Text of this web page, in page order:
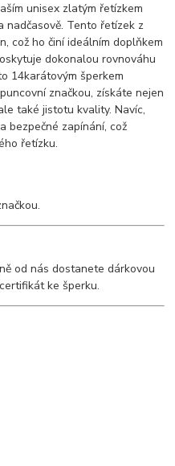
unisex zlatým řetízkem
nadčasově. Tento řetízek z
což ho činí ideálním doplňkem
dokonalou rovnováhu
14karátovým šperkem
značkou, získáte nejen
také jistotu kvality. Navíc,
bezpečné zapínání, což
řetízku.
od nás dostanete dárkovou
ke šperku.